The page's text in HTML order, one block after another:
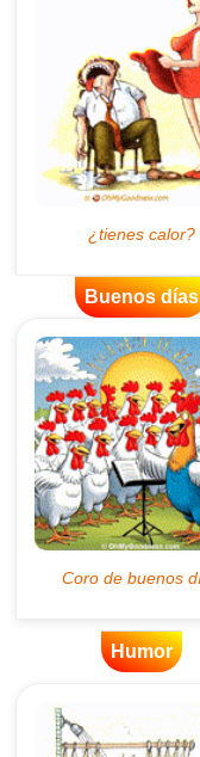
Buenos días
Humor